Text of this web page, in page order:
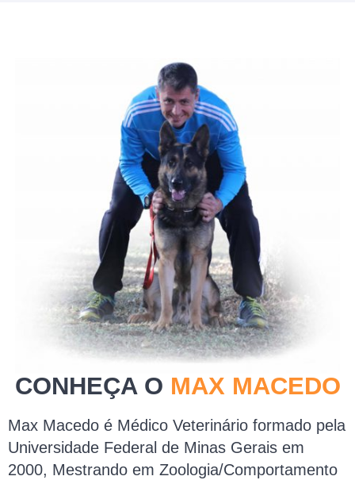
CONHEÇA O MAX MACEDO
Max Macedo é Médico Veterinário formado pela
Universidade Federal de Minas Gerais em
2000, Mestrando em Zoologia/Comportamento